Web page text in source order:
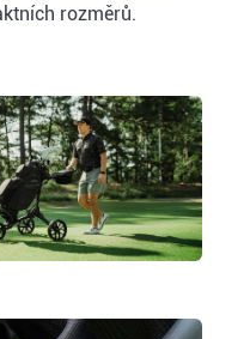
rozměrů.